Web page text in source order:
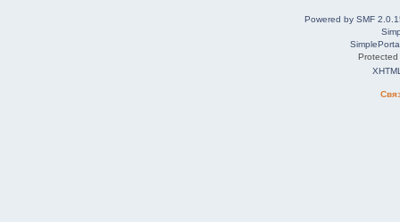
Powered by SMF